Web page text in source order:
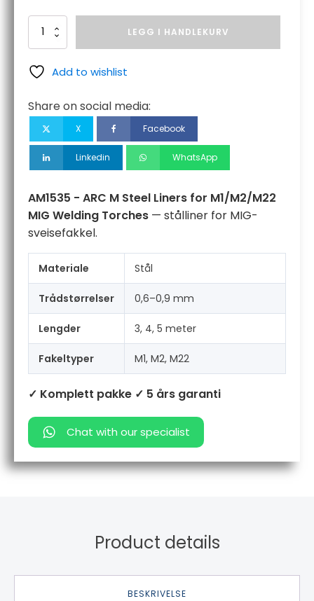
AM1535
M
Steel
for
MIG
Welding
Torches
antall
LEGG I HANDLEKURV
Add to wishlist
Share on social media:
X Facebook
Linkedin WhatsApp
AM1535 - ARC M Steel Liners for M1/M2/M22
MIG Welding Torches — stålliner for MIG-
sveisefakkel.
Materiale Stål
Trådstørrelser 0,6–0,9 mm
Lengder 3, 4, 5 meter
Fakeltyper M1, M2, M22
✓ Komplett pakke ✓ 5 års garanti
Chat with our specialist
Product details
BESKRIVELSE